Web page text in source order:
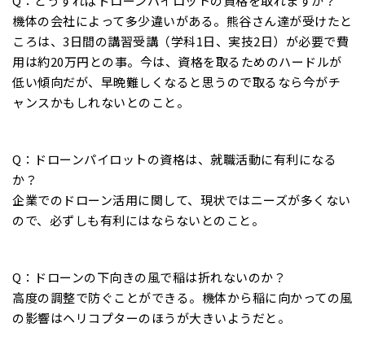
機体の会社によって多少違いがある。熊谷さん達が受けたと
ころは、3日間の講習受講（学科1日、実技2日）が必要で費
用は約20万円との事。今は、資格を取るためのハードルが
低い傾向だが、早晩難しくなると思うので取るなら今がチ
ャンスかもしれないとのこと。
Q：ドローンパイロットの資格は、就職活動に有利になる
か？
企業でのドローン活用に関して、現状ではニーズが多くない
ので、必ずしも有利にはならないとのこと。
Q：ドローンの下向きの風で稲は折れないのか？
高度の調整で防ぐことができる。機体から稲に向かっての風
の影響はヘリコプターのほうが大きいようだと。